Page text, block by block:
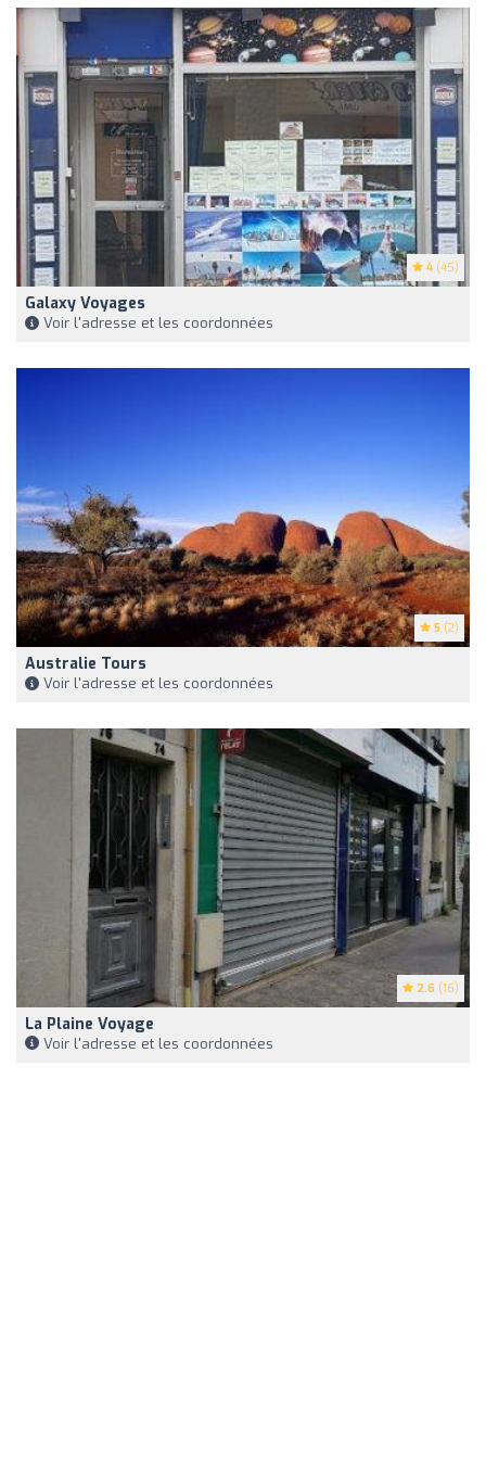
4 (45)
Galaxy Voyages
Voir l'adresse et les coordonnées
5 (2)
Australie Tours
Voir l'adresse et les coordonnées
2.6 (16)
La Plaine Voyage
Voir l'adresse et les coordonnées